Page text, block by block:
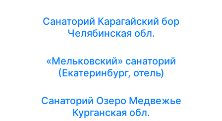
Санаторий Карагайский бор
Челябинская обл.
«Мельковский» санаторий
(Екатеринбург, отель)
Санаторий Озеро Медвежье
Курганская обл.